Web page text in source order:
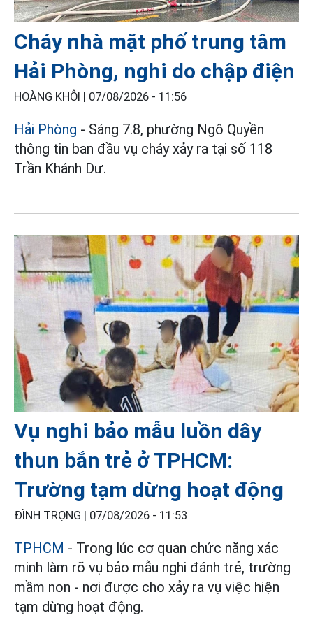
Cháy nhà mặt phố trung tâm
Hải Phòng, nghi do chập điện
HOÀNG KHÔI | 07/08/2026 - 11:56
Hải Phòng - Sáng 7.8, phường Ngô Quyền
thông tin ban đầu vụ cháy xảy ra tại số 118
Trần Khánh Dư.
Vụ nghi bảo mẫu luồn dây
thun bắn trẻ ở TPHCM:
Trường tạm dừng hoạt động
ĐÌNH TRỌNG | 07/08/2026 - 11:53
TPHCM - Trong lúc cơ quan chức năng xác
minh làm rõ vụ bảo mẫu nghi đánh trẻ, trường
mầm non - nơi được cho xảy ra vụ việc hiện
tạm dừng hoạt động.